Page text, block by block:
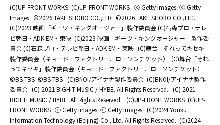
(C)UP-FRONT WORKS (C)UP-FRONT WORKS ⓒ Getty Images ⓒ Getty
Images ©2026 TAKE SHOBO CO.,LTD. ©2026 TAKE SHOBO CO.,LTD.
(C)2023 映画「ギーツ・キングオージャー」製作委員会 (C)石森プロ・テレ
ビ朝日・ADK EM・東映 (C)2023 映画「ギーツ・キングオージャー」製作委
員会 (C)石森プロ・テレビ朝日・ADK EM・東映 (C)舞台「それってキセキ」
製作委員会（キョードーファクトリー、ローソンチケット）
(C)舞台「それ
ってキセキ」製作委員会（キョードーファクトリー、ローソンチケット）
©BS-TBS ©BS-TBS (C)BNOI/アイナナ製作委員会 (C)BNOI/アイナナ製作
委員会 (C) 2021 BIGHIT MUSIC / HYBE. All Rights Reserved. (C) 2021
BIGHIT MUSIC / HYBE. All Rights Reserved. (C)UP-FRONT WORKS (C)UP-
FRONT WORKS ⓒ Getty Images ⓒ Getty Images (C)2024 Youku
Information Technology (Beijing) Co., Ltd. All Rights Reserved. (C)2024